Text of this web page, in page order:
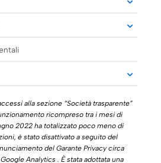
alla sezione “Società trasparente”
ricompreso tra i mesi di
2022 ha totalizzato poco meno di
è stato disattivato a seguito del
del Garante Privacy circa
Analytics . È stata adottata una